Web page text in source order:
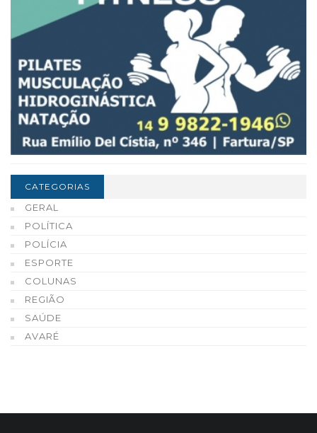
CATEGORIAS
GERAL
POLÍTICA
POLÍCIA
ESPORTE
COLUNAS
REGIÃO
SAÚDE
AVARÉ